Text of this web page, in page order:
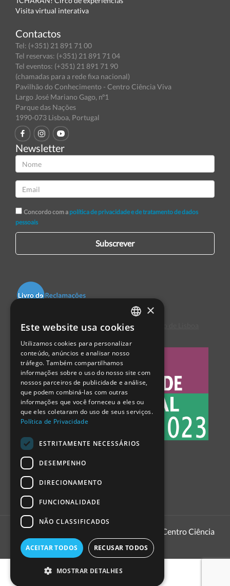
Visita virtual interativa
Contactos
Tel: (+351) 21 891 71 00
Tel reservas: (+351) 21 891 71 04
Tel eventos: (+351) 21 891 71 90
(chamadas para a rede fixa nacional)
Pavilhão do Conhecimento - Centro Ciência Viva
Largo José Mariano Gago, nº1
Parque das Nações
1990-073 Lisboa, Portugal
Newsletter
Concordo com a política de privacidade e de tratamento de dados
pessoais
Subscrever
Centro de Arbitragem de Conflitos de Consumo de Lisboa
1999 - 2026
Pavilhão do Conhecimento | Centro Ciência
PORTUGUESE
ENGLISH
SPANISH
×
Este website usa cookies
Utilizamos cookies para personalizar
conteúdo, anúncios e analisar nosso
tráfego. Também compartilhamos
informações sobre o uso do nosso site com
nossos parceiros de publicidade e análise,
que podem combiná-las com outras
informações que você forneceu a eles ou
que eles coletaram do uso de seus serviços.
Política de Privacidade
ESTRITAMENTE NECESSÁRIOS
DESEMPENHO
DIRECIONAMENTO
FUNCIONALIDADE
NÃO CLASSIFICADOS
ACEITAR TODOS RECUSAR TODOS
MOSTRAR DETALHES